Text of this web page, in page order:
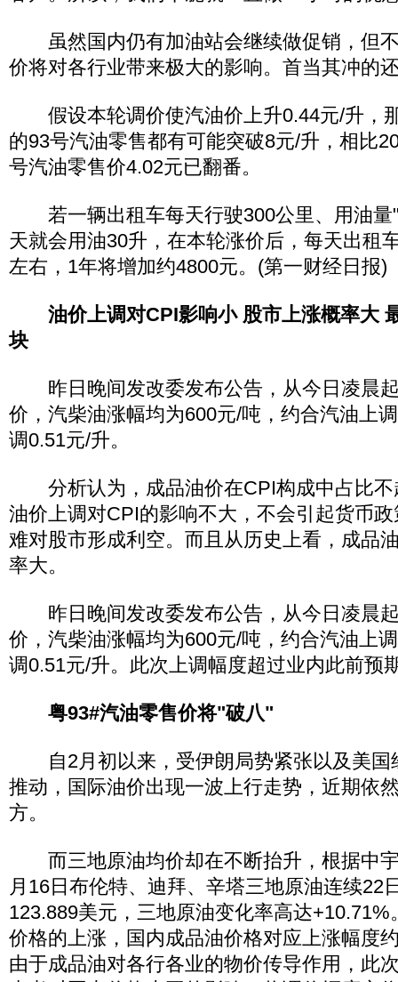
虽然国内仍有加油站会继续做促销，但
价将对各行业带来极大的影响。首当其冲的
假设本轮调价使汽油价上升0.44元/升，
的93号汽油零售都有可能突破8元/升，相比
号汽油零售价4.02元已翻番。
若一辆出租车每天行驶300公里、用油量
天就会用油30升，在本轮涨价后，每天出租
左右，1年将增加约4800元。(第一财经日报)
油价上调对CPI影响小 股市上涨概率大
块
昨日晚间发改委发布公告，从今日凌晨
价，汽柴油涨幅均为600元/吨，约合汽油上
调0.51元/升。
分析认为，成品油价在CPI构成中占比不
油价上调对CPI的影响不大，不会引起货币
难对股市形成利空。而且从历史上看，成品
率大。
昨日晚间发改委发布公告，从今日凌晨
价，汽柴油涨幅均为600元/吨，约合汽油上
调0.51元/升。此次上调幅度超过业内此前预
粤93#汽油零售价将"破八"
自2月初以来，受伊朗局势紧张以及美国
推动，国际油价出现一波上行走势，近期依
方。
而三地原油均价却在不断抬升，根据中
月16日布伦特、迪拜、辛塔三地原油连续22
123.889美元，三地原油变化率高达
价格的上涨，国内成品油价格对应上涨幅度
由于成品油对各行各业的物价传导作用，此